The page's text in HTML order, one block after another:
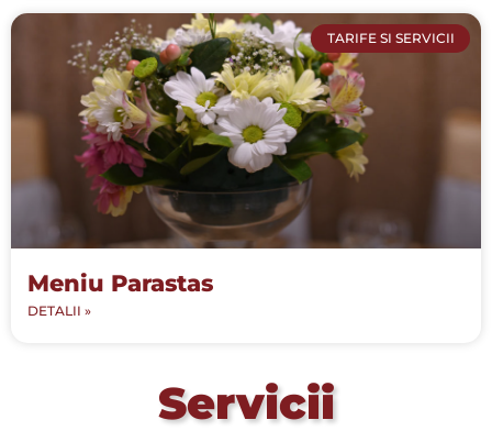
TARIFE SI SERVICII
Meniu Parastas
DETALII »
Servicii